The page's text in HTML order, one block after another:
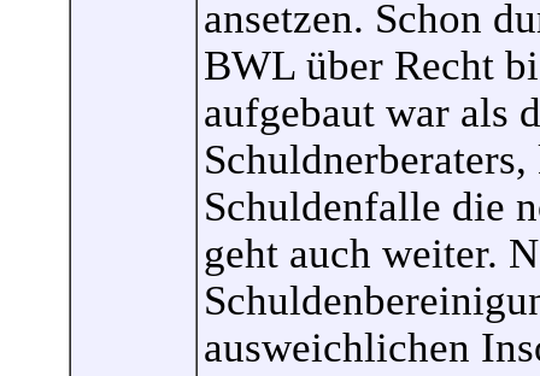
ansetzen. Schon
BWL über Recht
aufgebaut war als
Schuldenfalle die
geht auch weiter.
ausweichlichen